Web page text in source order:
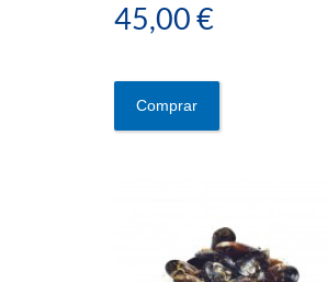
45,00 €
Comprar